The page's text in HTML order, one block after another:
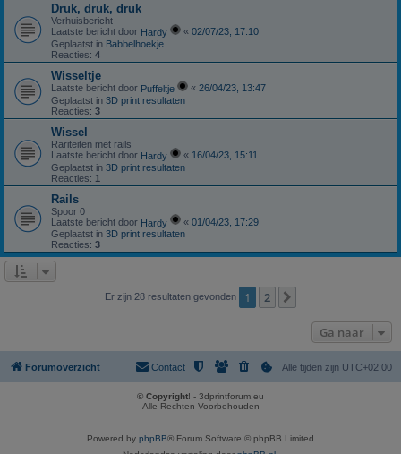
Druk, druk, druk
Verhuisbericht
Laatste bericht door Hardy « 02/07/23, 17:10
Geplaatst in Babbelhoekje
Reacties: 4
Wisseltje
Laatste bericht door Puffeltje « 26/04/23, 13:47
Geplaatst in 3D print resultaten
Reacties: 3
Wissel
Rariteiten met rails
Laatste bericht door Hardy « 16/04/23, 15:11
Geplaatst in 3D print resultaten
Reacties: 1
Rails
Spoor 0
Laatste bericht door Hardy « 01/04/23, 17:29
Geplaatst in 3D print resultaten
Reacties: 3
Er zijn 28 resultaten gevonden 1 2
Ga naar
Forumoverzicht Alle tijden zijn UTC+02:00
Contact
© Copyright! - 3dprintforum.eu
Alle Rechten Voorbehouden
Powered by phpBB® Forum Software © phpBB Limited